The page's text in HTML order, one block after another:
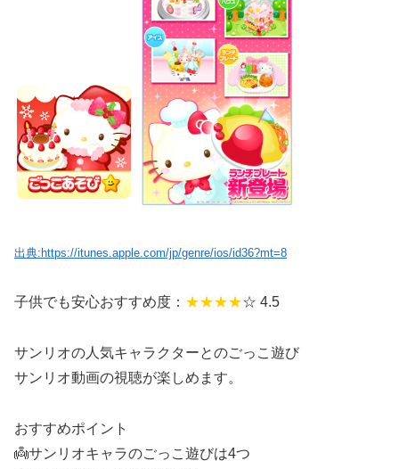
出典:https://itunes.apple.com/jp/genre/ios/id36?mt=8
子供でも安心おすすめ度： ★★★★☆ 4.5
サンリオの人気キャラクターとのごっこ遊び
サンリオ動画の視聴が楽しめます。
おすすめポイント
👼サンリオキャラのごっこ遊びは4つ